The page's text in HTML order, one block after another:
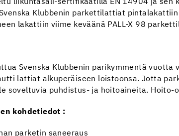
liikuntasali-sertifikaatilla EN 14904 ja sen
Klubbenin parkettilattiat
lakattiin viime keväänä PALL-X 98
Svenska Klubbenin parikymmentä
lattiat alkuperäiseen loistoonsa. Jotta
soveltuvia puhdistus- ja hoitoaineita.
kohdetiedot :
parketin saneeraus